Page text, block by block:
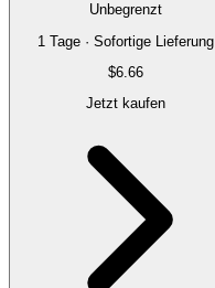
Unbegrenzt
1 Tage · Sofortige Lieferung
$6.66
Jetzt kaufen